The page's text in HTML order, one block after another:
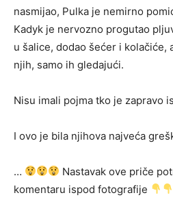
nasmijao, Pulka je nemirno
Kadyk je nervozno progutao
u šalice, dodao šećer i kolačiće,
njih, samo ih gledajući.
Nisu imali pojma tko je zapravo
I ovo je bila njihova najveća
…
Nastavak ove priče
komentaru ispod fotografije